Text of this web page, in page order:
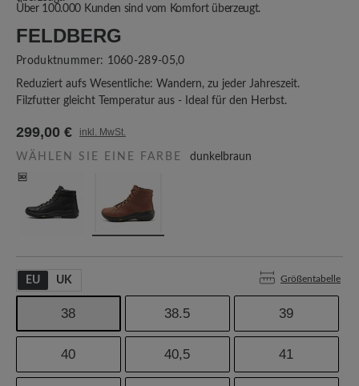
Über 100.000 Kunden sind vom Komfort überzeugt.
FELDBERG
Produktnummer: 1060-289-05,0
Reduziert aufs Wesentliche: Wandern, zu jeder Jahreszeit.
Filzfutter gleicht Temperatur aus - Ideal für den Herbst.
299,00 € inkl. MwSt.
WÄHLEN SIE EINE FARBE dunkelbraun
EU UK Größentabelle
38 38.5 39
40 40,5 41